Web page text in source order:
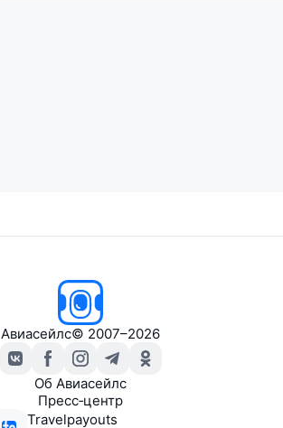
Авиасейлс© 2007–2026
Об Авиасейлс
Пресс‑центр
Travelpayouts